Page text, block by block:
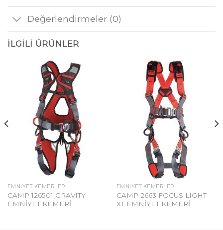
Değerlendirmeler (0)
İLGILI ÜRÜNLER
EMNIYET KEMERLERI
CAMP 126501 GRAVITY
EMNİYET KEMERİ
EMNIYET KEMERLERI
CAMP 2663 FOCUS LIGHT
XT EMNİYET KEMERİ